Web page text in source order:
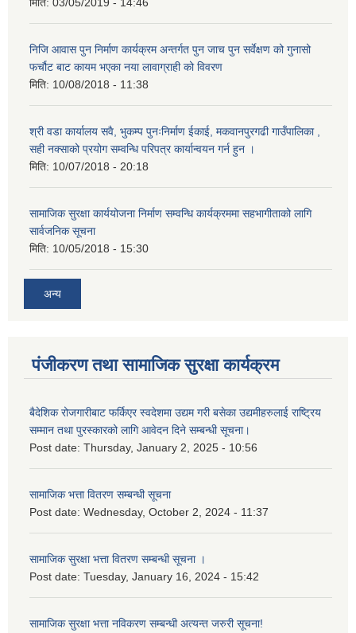
निजि आवास पुन निर्माण कार्यक्रम अन्तर्गत पुन जाच पुन सर्वेक्षण को गुनासो
फर्चौट बाट कायम भएका नया लावाग्राही को विवरण
मिति: 10/08/2018 - 11:38
श्री वडा कार्यालय सवै, भुकम्प पुनःनिर्माण ईकाई, मकवानपुरगढी गाउँपालिका ,
सही नक्साको प्रयोग सम्वन्धि परिपत्र कार्यान्वयन गर्न हुन ।
मिति: 10/07/2018 - 20:18
सामाजिक सुरक्षा कार्ययोजना निर्माण सम्वन्धि कार्यक्रममा सहभागीताको लागि
सार्वजनिक सूचना
मिति: 10/05/2018 - 15:30
अन्य
पंजीकरण तथा सामाजिक सुरक्षा कार्यक्रम
बैदेशिक रोजगारीबाट फर्किएर स्वदेशमा उद्यम गरी बसेका उद्यमीहरुलाई राष्‍ट्रिय
सम्मान तथा पुरस्कारको लागि आवेदन दिने सम्बन्धी सूचना।
Post date: Thursday, January 2, 2025 - 10:56
सामाजिक भत्ता वितरण सम्बन्धी सूचना
Post date: Wednesday, October 2, 2024 - 11:37
सामाजिक सुरक्षा भत्ता वितरण सम्बन्धी सूचना ।
Post date: Tuesday, January 16, 2024 - 15:42
सामाजिक सुरक्षा भत्ता नविकरण सम्बन्धी अत्यन्त जरुरी सूचना!